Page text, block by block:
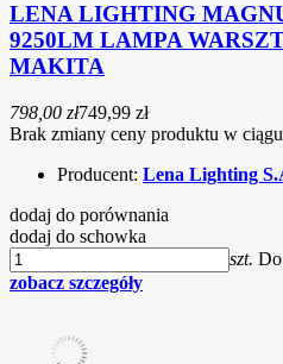
LENA LIGHTING
9250LM LAMPA
MAKITA
798,00 zł749,99 zł
Brak zmiany ceny produktu w
Producent: Lena Lighting
dodaj do porównania
dodaj do schowka
szt.
zobacz szczegóły